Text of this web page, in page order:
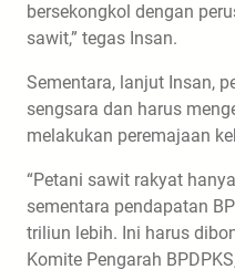
bersekongkol dengan
sawit,” tegas Insan.
Sementara, lanjut Insan,
sengsara dan harus
melakukan peremajaan
“Petani sawit rakyat
sementara pendapatan
triliun lebih. Ini harus
Komite Pengarah